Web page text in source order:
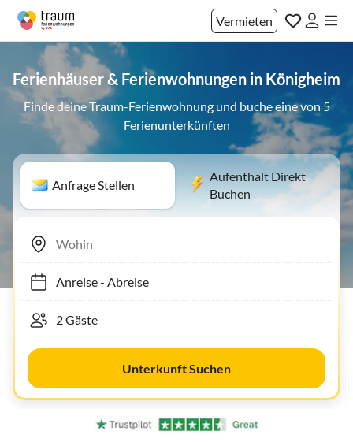
Vermieten
Ferienhäuser & Ferienwohnungen in Königheim
Finde deine Traum-Ferienwohnung und buche eine von 5
Ferienunterkünften
Anfrage Stellen
Aufenthalt Direkt
Buchen
Anreise- Abreise
Unterkunft Suchen